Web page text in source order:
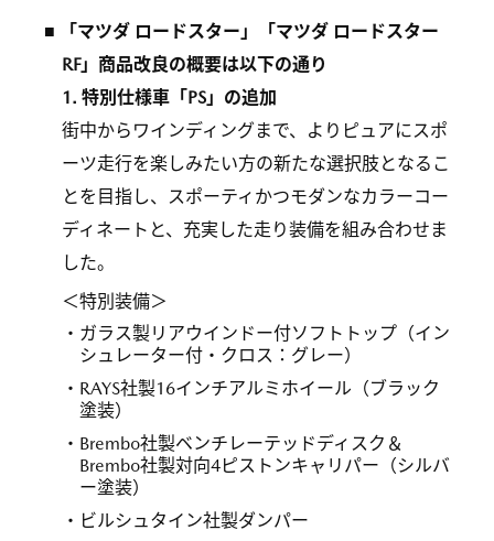
■ 「マツダ ロードスター」「マツダ ロードスター
RF」商品改良の概要は以下の通り
1. 特別仕様車「PS」の追加
街中からワインディングまで、よりピュアにスポ
ーツ走行を楽しみたい方の新たな選択肢となるこ
とを目指し、スポーティかつモダンなカラーコー
ディネートと、充実した走り装備を組み合わせま
した。
＜特別装備＞
ガラス製リアウインドー付ソフトトップ（イン
シュレーター付・クロス：グレー）
RAYS社製16インチアルミホイール（ブラック
塗装）
Brembo社製ベンチレーテッドディスク＆
Brembo社製対向4ピストンキャリパー（シルバ
ー塗装）
ビルシュタイン社製ダンパー